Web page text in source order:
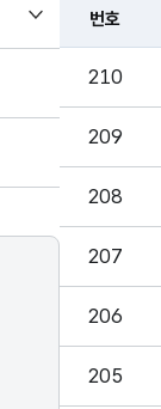
번호
210
209
208
207
206
205